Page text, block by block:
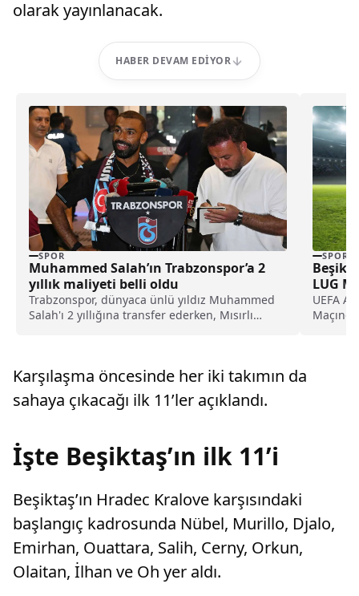
olarak yayınlanacak.
HABER DEVAM EDIYOR
SPOR
Muhammed Salah’ın Trabzonspor’a 2
yıllık maliyeti belli oldu
Trabzonspor, dünyaca ünlü yıldız Muhammed
Salah'ı 2 yıllığına transfer ederken, Mısırlı
SPOR
LUG
UEFA
Karşılaşma öncesinde her iki takımın da
sahaya çıkacağı ilk 11’ler açıklandı.
İşte Beşiktaş’ın ilk 11’i
Beşiktaş’ın Hradec Kralove karşısındaki
başlangıç kadrosunda Nübel, Murillo, Djalo,
Emirhan, Ouattara, Salih, Cerny, Orkun,
Olaitan, İlhan ve Oh yer aldı.